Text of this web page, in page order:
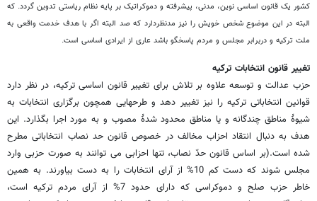
کشور یک قانون اساسی نوین، مدنی، پیشرفته و دموکراتیک بر پایه نظام ریاستی تدوین گردد. که
البته در این موضوع شخص خویش را نیز مدنظردارد که صد البته اگر با هدف خدمت واقعی به
ملت ترکیه و دربرابر مجلس و مردم پاسخگو باشد عاری از ایرادی اساسی است.
تغییر قانون انتخابات ترکیه
حزب عدالت و توسعه علاوه بر تلاش برای تغییر قانون اساسی ترکیه، در نظر دارد
قوانین انتخاباتی ترکیه را نیز تغییر دهد و طرحهایی همچون برگزاری انتخابات به
شیوۀ مناطق چندگانه و یا مناطق محدود شدۀ مصوب و به مورد اجرا بگذارد. این
هدف به دنبال انتقاد احزاب مخالف در خصوص قانون حد نصاب انتخاباتی مطرح
شده است.(بر اساس قانون حدّ نصاب، تنها احزابی می توانند به صورت حزبی وارد
مجلس شوند که دست کم 10% از آرای انتخابات را به دست بیاورند. به همین
خاطر حزب صلح و دموکراسی که دارای حدود 7% از آرای مردم ترکیه است،